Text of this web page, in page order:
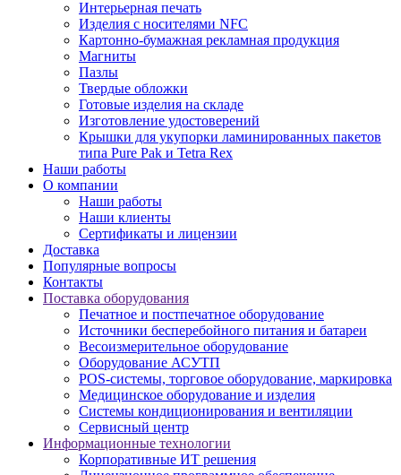
Интерьерная печать
Изделия с носителями NFC
Картонно-бумажная рекламная продукция
Магниты
Пазлы
Твердые обложки
Готовые изделия на складе
Изготовление удостоверений
Крышки для укупорки ламинированных пакетов
типа Pure Pak и Tetra Rex
Наши работы
О компании
Наши работы
Наши клиенты
Сертификаты и лицензии
Доставка
Популярные вопросы
Контакты
Поставка оборудования
Печатное и постпечатное оборудование
Источники бесперебойного питания и батареи
Весоизмерительное оборудование
Оборудование АСУТП
POS-системы, торговое оборудование, маркировка
Медицинское оборудование и изделия
Системы кондиционирования и вентиляции
Сервисный центр
Информационные технологии
Корпоративные ИТ решения